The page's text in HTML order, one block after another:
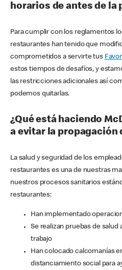
horarios de antes de la
Para cumplir con los reglamentos
restaurantes han tenido que
comprometidos a servirte tus
estos tiempos de desafíos, y
las restricciones adicionales así
podemos quitarlas.
¿Qué está haciendo
a evitar la propagación
La salud y seguridad de los
restaurantes es una de nuestras
nuestros procesos sanitarios
restaurantes:
Han implementado
Se realizan pruebas de
trabajo
Han colocado calcomanías
distanciamiento social para